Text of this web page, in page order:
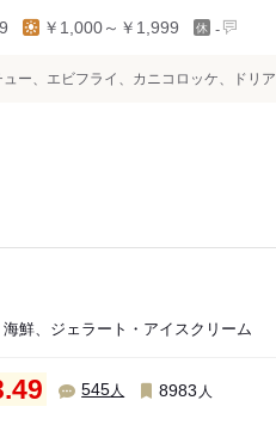
￥1,000～￥1,999 -
ー、エビフライ、カニコロッケ、ドリ
鮮、ジェラート・アイスクリーム
545人 8983 人